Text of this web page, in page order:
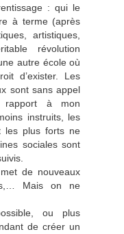
: qui le
à terme (après
artistiques,
révolution
autre école où
d’exister. Les
sont sans appel
rapport à mon
instruits, les
les plus forts ne
sociales sont
de nouveaux
Mais on ne
ou plus
de créer un